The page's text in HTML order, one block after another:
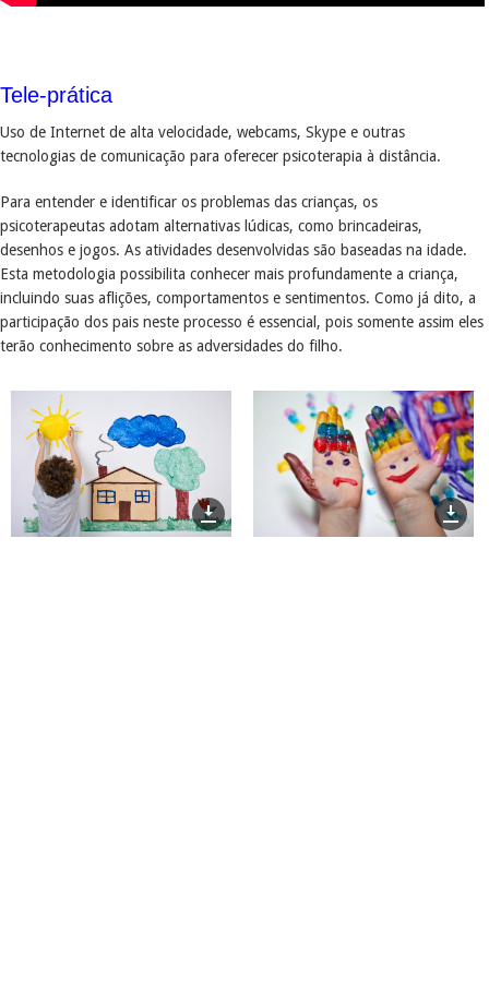
Tele-prática
Uso de Internet de alta velocidade, webcams, Skype e outras
tecnologias de comunicação para oferecer psicoterapia à distância.
Para entender e identificar os problemas das crianças, os
psicoterapeutas adotam alternativas lúdicas, como brincadeiras,
desenhos e jogos. As atividades desenvolvidas são baseadas na idade.
Esta metodologia possibilita conhecer mais profundamente a criança,
incluindo suas aflições, comportamentos e sentimentos. Como já dito, a
participação dos pais neste processo é essencial, pois somente assim eles
terão conhecimento sobre as adversidades do filho.